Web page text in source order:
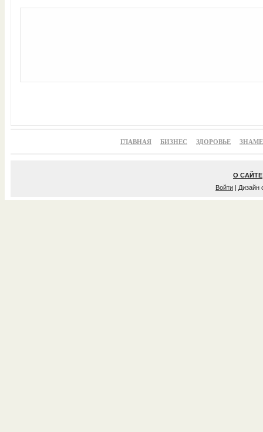
ГЛАВНАЯ БИЗНЕС ЗДОРОВЬЕ
О САЙТЕ
Войти | Дизайн